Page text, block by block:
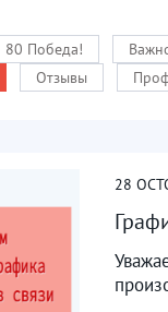
80 Победа!
Отзывы
28